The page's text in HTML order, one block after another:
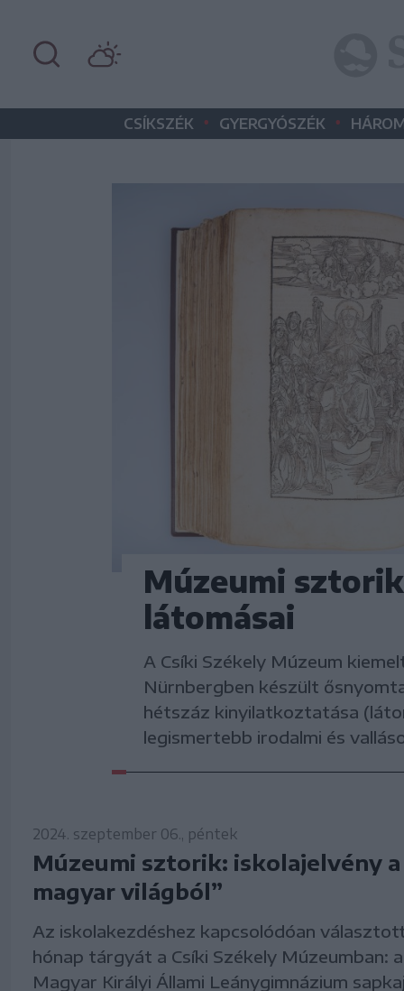
CSÍKSZÉK • GYERGYÓSZÉK •
Múzeumi
látomásai
A Csíki Székely Múzeum
Nürnbergben készült
hétszáz kinyilatkoztatása
legismertebb irodalmi és
2024. szeptember 06., péntek
Múzeumi sztorik: iskolajelvény a
magyar világból”
Az iskolakezdéshez kapcsolódóan
hónap tárgyát a Csíki Székely Múzeumban:
Magyar Királyi Állami Leánygimnázium